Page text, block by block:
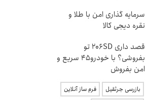
سرمایه گذاری امن با طلا و
نقره دیجی کالا
قصد داری 206SD تو
بفروشی؟ با خودرو45 سریع و
امن بفروش
بازرسی جرثقیل
فرم ساز آنلاین